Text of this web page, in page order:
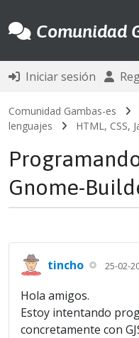
Comunidad
Iniciar sesión
Comunidad Gambas-es
lenguajes
HTML, CSS,
Gnome-
tincho 25-02-
Hola amigos.
Estoy intentando
concretamente con